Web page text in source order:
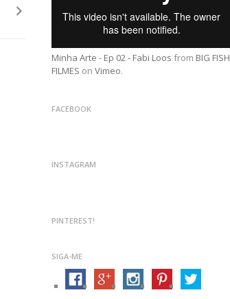
Minha Arte - Ep 02 - Fabi Loos from BIG FISH
FILMES on Vimeo.
FACEBOOK
INSTAGRAM
PINTEREST!
SIGA-ME